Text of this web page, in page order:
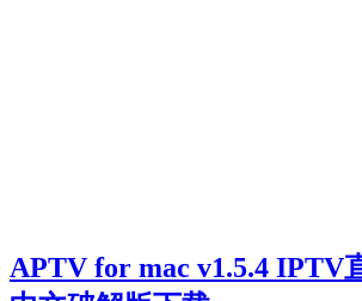
APTV for mac v1.5.4 IPTV